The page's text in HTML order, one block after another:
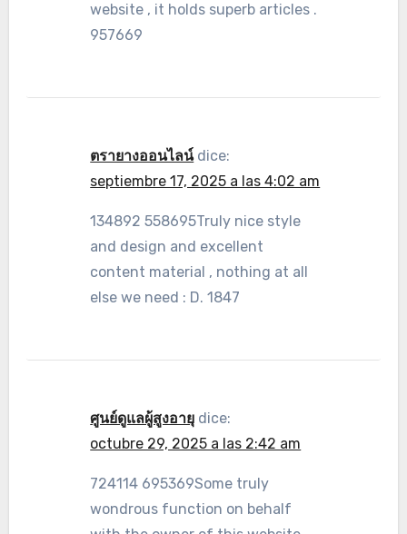
website , it holds superb articles .
957669
ตรายางออนไลน์ dice:
septiembre 17, 2025 a las 4:02 am
134892 558695Truly nice style
and design and excellent
content material , nothing at all
else we need : D. 1847
ศูนย์ดูแลผู้สูงอายุ dice:
octubre 29, 2025 a las 2:42 am
724114 695369Some truly
wondrous function on behalf